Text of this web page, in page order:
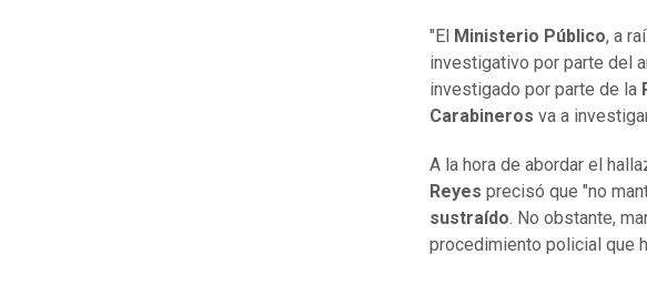
"El Ministerio Público, a
investigativo por parte del
investigado por parte de la
Carabineros va a
A la hora de abordar el
Reyes precisó que "no
sustraído. No obstante,
procedimiento policial que